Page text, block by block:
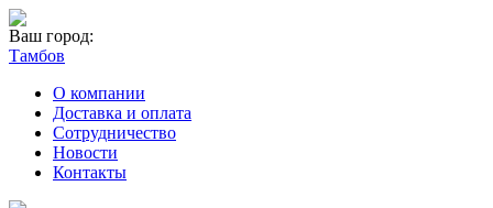
Ваш город:
Тамбов
О компании
Доставка и оплата
Сотрудничество
Новости
Контакты